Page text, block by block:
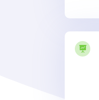
